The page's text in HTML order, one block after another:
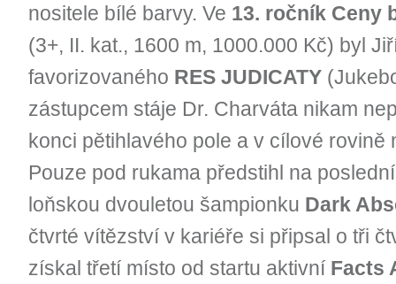
nositele bílé barvy. Ve 13. ročník Ceny
(3+, II. kat., 1600 m, 1000.000 Kč) byl
favorizovaného RES JUDICATY
zástupcem stáje Dr. Charváta nikam
konci pětihlavého pole a v cílové rovině
Pouze pod rukama předstihl na
loňskou dvouletou šampionku Dark
čtvrté vítězství v kariéře si připsal o tři
získal třetí místo od startu aktivní Facts